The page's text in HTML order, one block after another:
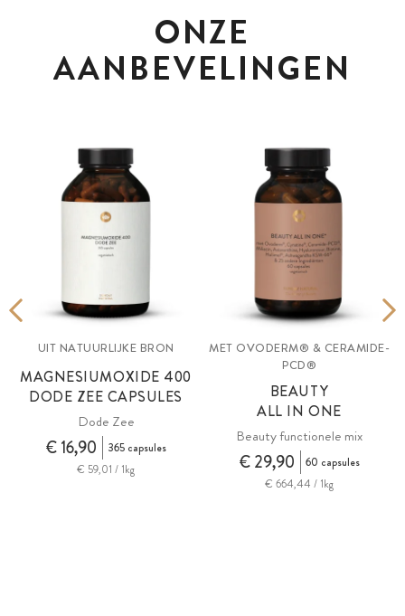
ONZE
AANBEVELINGEN
UIT NATUURLIJKE BRON
MAGNESIUMOXIDE 400
DODE ZEE CAPSULES
Dode Zee
€ 16,90
365 capsules
€ 59,01 / 1kg
MET OVODERM® & CERAMIDE-
PCD®
BEAUTY
ALL IN ONE
Beauty functionele mix
€ 29,90
60 capsules
€ 664,44 / 1kg